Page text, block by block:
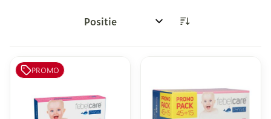
Sorteer op:
PROMO